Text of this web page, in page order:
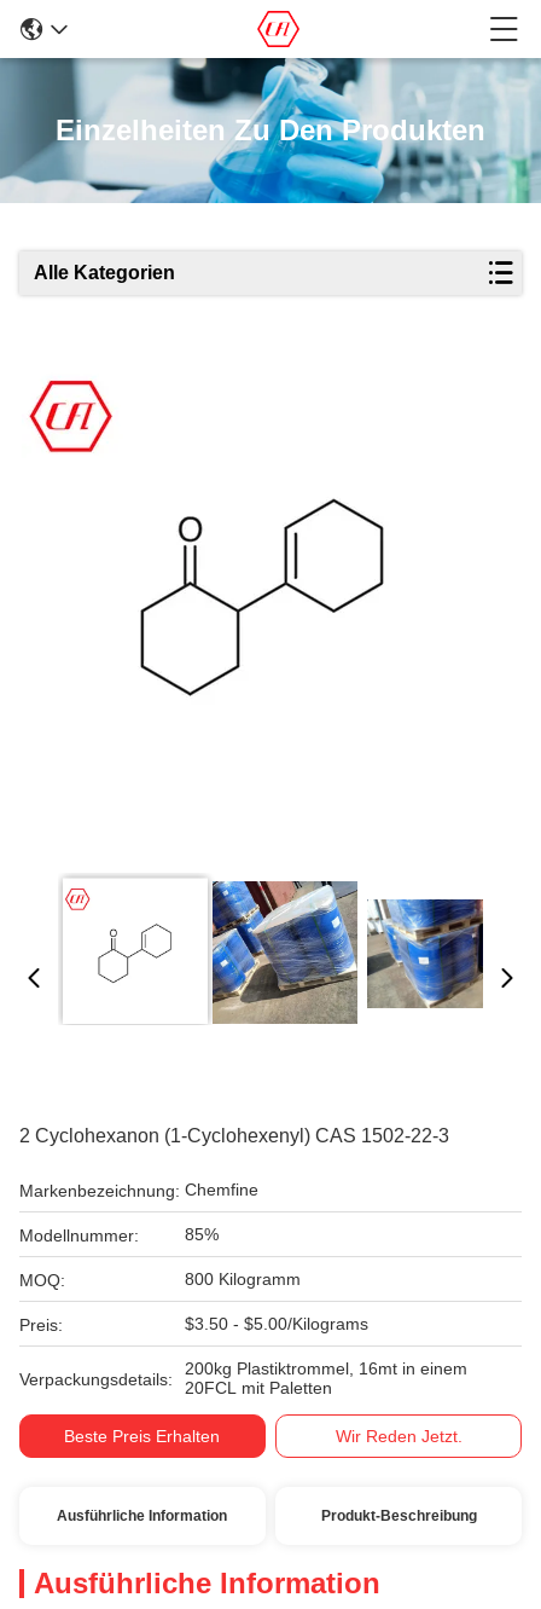
Einzelheiten Zu Den Produkten
Alle Kategorien
2 Cyclohexanon (1-Cyclohexenyl) CAS 1502-22-3
Markenbezeichnung: Chemfine
Modellnummer: 85%
MOQ: 800 Kilogramm
Preis: $3.50 - $5.00/Kilograms
Verpackungsdetails:
200kg Plastiktrommel, 16mt in einem
20FCL mit Paletten
Beste Preis Erhalten Wir Reden Jetzt.
Ausführliche Information Produkt-Beschreibung
Ausführliche Information